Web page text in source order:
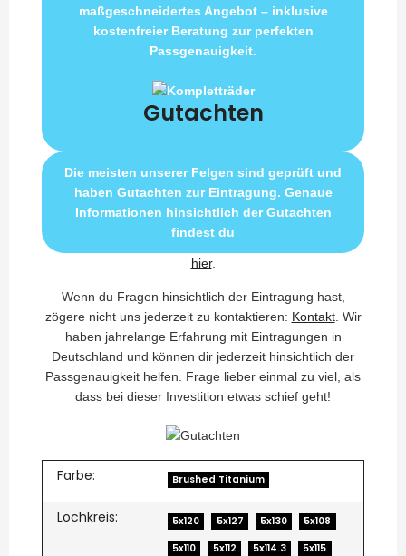
maßgeschneidertes Angebot – inklusive
kostenfreier Beratung zur perfekten
Passgenauigkeit.
Gutachten
Die meisten unserer Felgen sind geprüft und
haben Gutachten zur Eintragung. Genaue
Informationen hinsichtlich der Gutachten
findest du
hier.
Wenn du Fragen hinsichtlich der Eintragung hast,
zögere nicht uns jederzeit zu kontaktieren: Kontakt. Wir
haben jahrelange Erfahrung mit Eintragungen in
Deutschland und können dir jederzeit hinsichtlich der
Passgenauigkeit helfen. Frage lieber einmal zu viel, als
dass bei dieser Investition etwas schief geht!
Farbe: Brushed Titanium
Lochkreis: 5x120 5x127 5x130
5x108
5x110
5x112 5x114.3
5x115